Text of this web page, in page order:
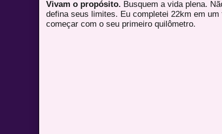
Vivam o propósito. Busquem a vida plena.
defina seus limites. Eu completei 22km em
começar com o seu primeiro quilômetro.